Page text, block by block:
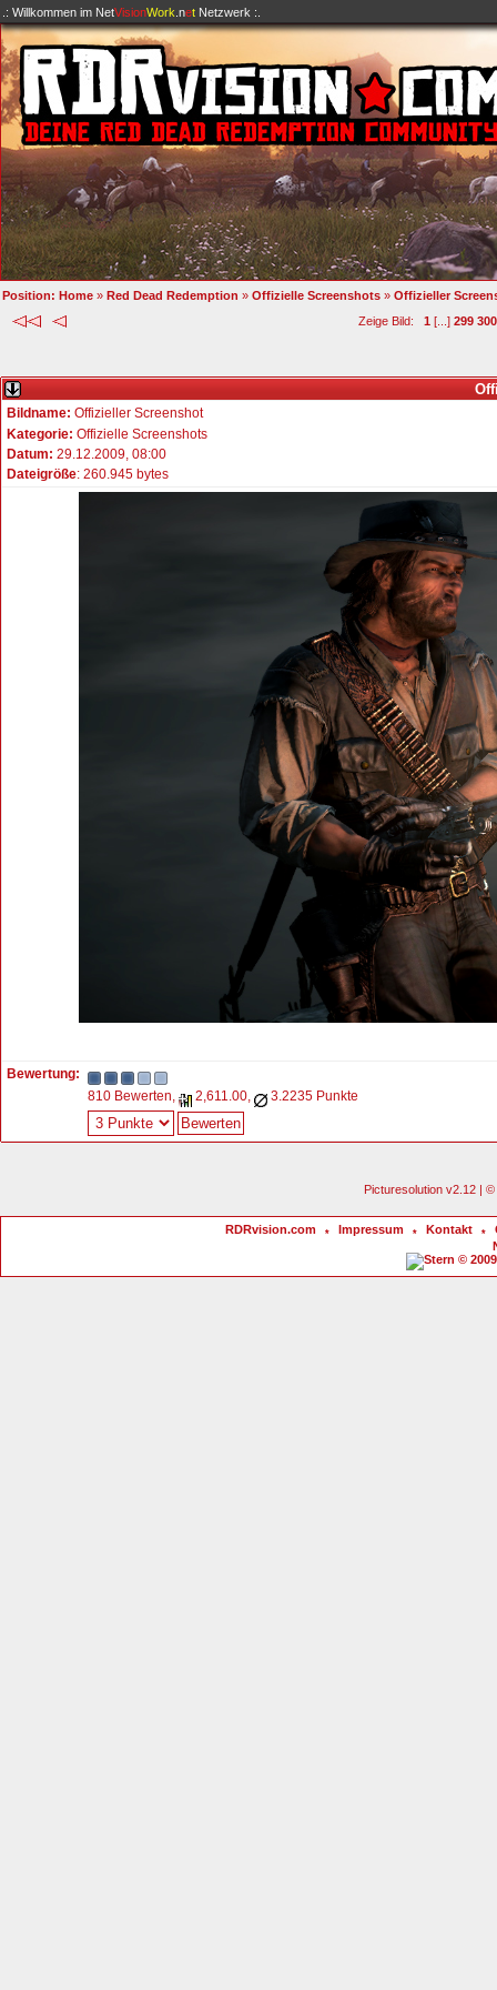
.: Willkommen im NetVisionWork .netNetzwerk :.
Position: Home » Red Dead Redemption » Offizielle Screenshots » Offizieller
Zeige Bild: 1[...] 299 300
Bildname: Offizieller Screenshot
Kategorie: Offizielle Screenshots
Datum: 29.12.2009, 08:00
Dateigröße: 260.945 bytes
Bewertung:
810 Bewerten,
2,611.00, 3.2235 Punkte
Picturesolution v2.12 |
RDRvision.com * Impressum * Kontakt *
©